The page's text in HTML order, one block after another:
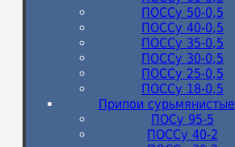
ПОССу 50-0,5
ПОССу 40-0,5
ПОССу 35-0,5
ПОССу 30-0,5
ПОССу 25-0,5
ПОССу 18-0,5
Припои сурьмянистые
ПОСу 95-5
ПОССу 40-2